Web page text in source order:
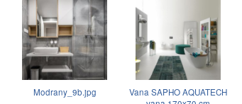
Modrany_9b.jpg
Vana SAPHO AQUATECH